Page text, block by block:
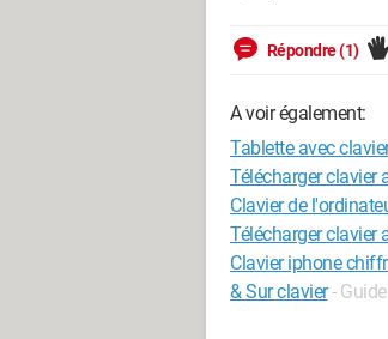
Répondre (1)
A voir également:
Tablette avec
Télécharger clavier
Clavier de
Télécharger clavier
Clavier iphone
& Sur clavier- Guide